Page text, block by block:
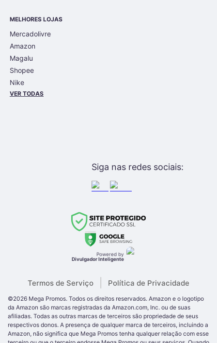
MELHORES LOJAS
Mercadolivre
Amazon
Magalu
Shopee
Nike
VER TODAS
Siga nas redes sociais:
Powered by
Divulgador Inteligente
Termos de Serviço Política de Privacidade
©2026 Mega Promos. Todos os direitos reservados. Amazon e o logotipo
da Amazon são marcas registradas da Amazon.com, Inc. ou de suas
afiliadas. Todas as outras marcas de terceiros são propriedade de seus
respectivos donos. A presença de qualquer marca de terceiros, incluindo a
Amazon, não significa que Mega Promos tenha qualquer relação com esse